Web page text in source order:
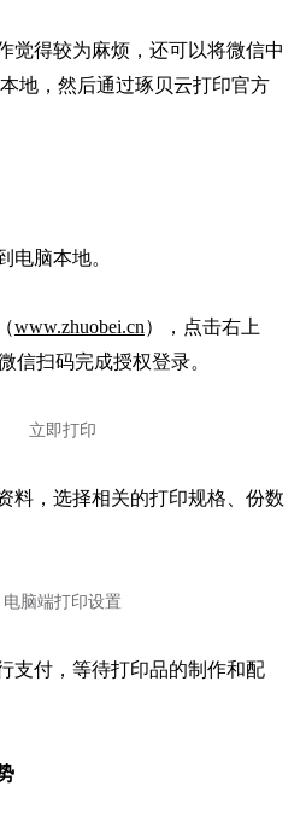
觉得较为麻烦，还可以将微信中
地，然后通过琢贝云打印官方
电脑本地。
www.zhuobei.cn），点击右上
信扫码完成授权登录。
料，选择相关的打印规格、份数
支付，等待打印品的制作和配